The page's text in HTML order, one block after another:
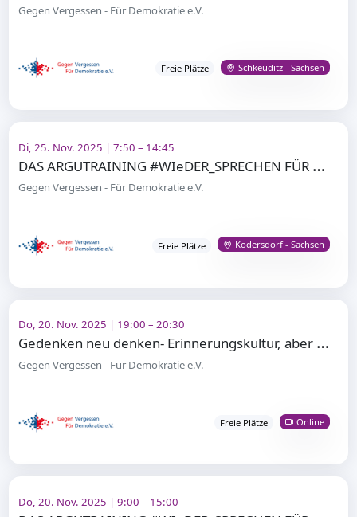
Gegen Vergessen - Für Demokratie e.V.
Freie Plätze Schkeuditz - Sachsen
Di, 25. Nov. 2025 | 7:50 – 14:45
D
AS ARGUTRAINING #WIeDER_SPRECHEN FÜR DEMOKRATIE I
Gegen Vergessen - Für Demokratie e.V.
Freie Plätze Kodersdorf - Sachsen
Do, 20. Nov. 2025 | 19:00 – 20:30
G
edenken neu denken- Erinnerungskultur, aber anders
Gegen Vergessen - Für Demokratie e.V.
Freie Plätze Online
Do, 20. Nov. 2025 | 9:00 – 15:00